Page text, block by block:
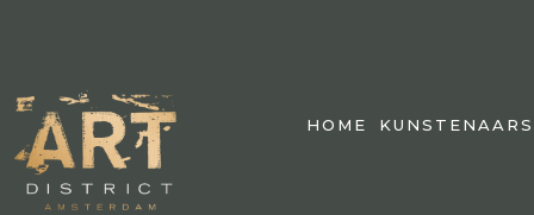
HOME KUNSTENAARS